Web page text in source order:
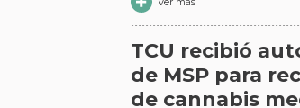
TCU recibió
de MSP para
de cannabis